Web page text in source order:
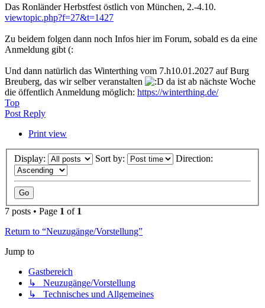
Das Ronländer Herbstfest östlich von München, 2.-4.10.
viewtopic.php?f=27&t=1427
Zu beidem folgen dann noch Infos hier im Forum, sobald es da eine
Anmeldung gibt (:
Und dann natürlich das Winterthing vom 7.h10.01.2027 auf Burg
Breuberg, das wir selber veranstalten
da ist ab nächste Woche
die öffentlich Anmeldung möglich: https://winterthing.de/
Top
Post Reply
Print view
Display: Sort by: Direction:
7 posts • Page 1 of 1
Return to “Neuzugänge/Vorstellung”
Jump to
Gastbereich
↳ Neuzugänge/Vorstellung
↳ Technisches und Allgemeines